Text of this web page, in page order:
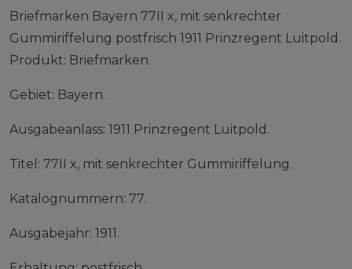
Briefmarken Bayern 77II x, mit senkrechter
Gummiriffelung postfrisch 1911 Prinzregent Luitpold.
Produkt: Briefmarken.
Gebiet: Bayern.
Ausgabeanlass: 1911 Prinzregent Luitpold.
Titel: 77II x, mit senkrechter Gummiriffelung.
Katalognummern: 77.
Ausgabejahr: 1911.